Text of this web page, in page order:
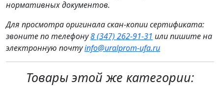
нормативных документов.
Для просмотра оригинала скан-копии сертификата:
звоните по телефону8 (347) 262‑91‑31 или пишите на
электронную почтуinfo@uralprom-ufa.ru
Товары этой же категории: